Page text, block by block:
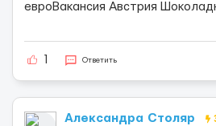
евроВакансия Австрия
Ответить
Александра Столяр